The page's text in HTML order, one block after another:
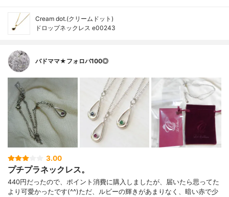
Cream dot.(クリームドット)
ドロップネックレス e00243
バドママ★フォロバ100◎
3.00
プチプラネックレス。
440円だったので、ポイント消費に購入しましたが、届いたら思ってた
より可愛かったです(^^)ただ、ルビーの輝きがあまりなく、暗い赤で少